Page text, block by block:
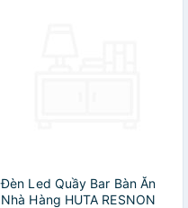
Đèn Led Quầy Bar Bàn Ăn
Nhà Hàng HUTA RESNON